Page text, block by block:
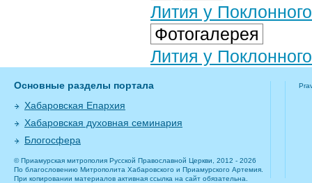
Лития у
Фотогалерея
Лития у
Основные разделы портала
Хабаровская Епархия
Хабаровская духовная семинария
Блогосфера
© Приамурская митрополия Русской Православной Церкви, 2012 - 2026
По благословению Митрополита Хабаровского и Приамурского Артемия.
При копировании материалов активная ссылка на сайт обязательна.